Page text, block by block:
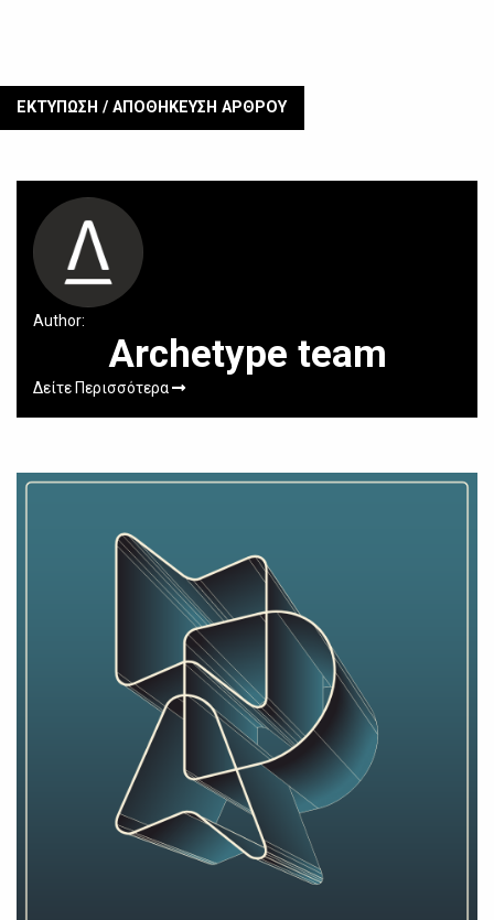
ΕΚΤΥΠΩΣΗ / ΑΠΟΘΗΚΕΥΣΗ ΑΡΘΡΟΥ
Author:
Archetype team
Δείτε Περισσότερα